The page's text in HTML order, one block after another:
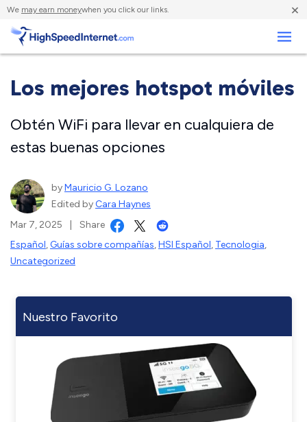
We may earn moneywhen you click our links. ×
Los mejores hotspot móviles
Obtén WiFi para llevar en cualquiera de
estas buenas opciones
byMauricio G. Lozano
Edited by Cara Haynes
Mar 7, 2025
Share
Español, Guías sobre compañías,HSI Español, Tecnologia,
Uncategorized
Nuestro Favorito